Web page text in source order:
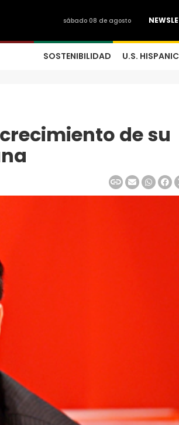
sábado 08 de agosto
SOSTENIBILIDAD U.S. HISPANIC
de su